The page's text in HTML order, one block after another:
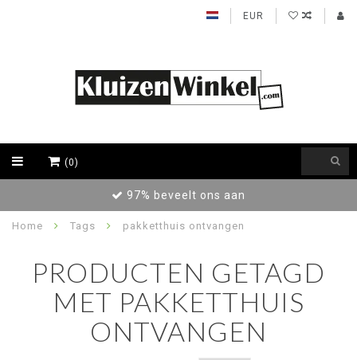
EUR
(0)
97% beveelt ons aan
Home Tags pakketthuis ontvangen
PRODUCTEN GETAGD
MET PAKKETTHUIS
ONTVANGEN